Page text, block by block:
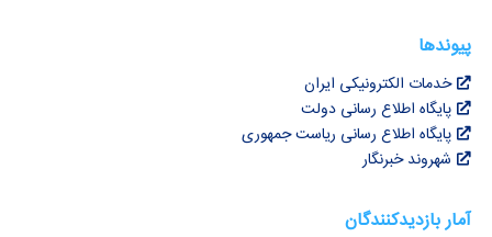
پیوندها
خدمات الکترونیکی ایران
پایگاه اطلاع رسانی دولت
پایگاه اطلاع رسانی ریاست جمهوری
شهروند خبرنگار
آمار بازدیدکنندگان